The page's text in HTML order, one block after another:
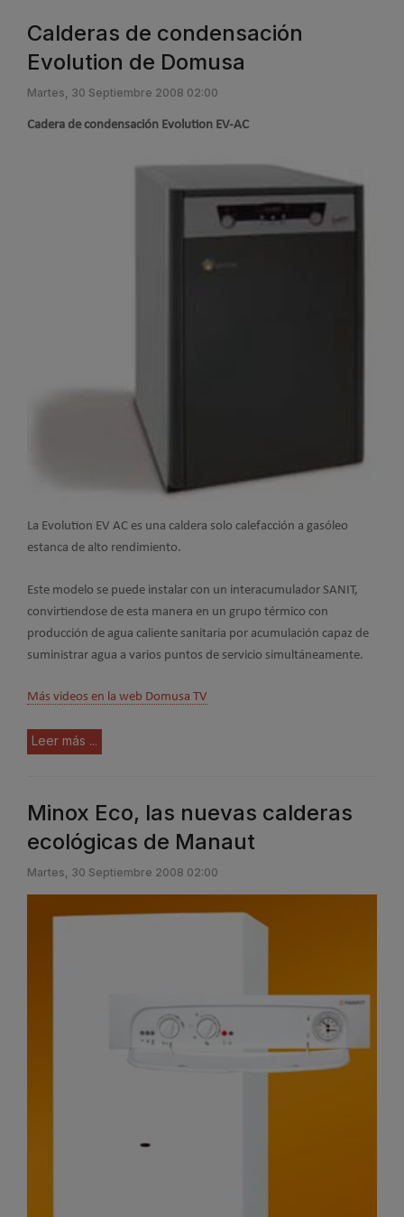
Calderas de condensación
Evolution de Domusa
Martes, 30 Septiembre 2008 02:00
Cadera de condensación Evolution EV-AC
La Evolution EV AC es una caldera solo calefacción a gasóleo
estanca de alto rendimiento.
Este modelo se puede instalar con un interacumulador SANIT,
convirtiendose de esta manera en un grupo térmico con
producción de agua caliente sanitaria por acumulación capaz de
suministrar agua a varios puntos de servicio simultáneamente.
Más videos en la web Domusa TV
Leer más ...
Minox Eco, las nuevas calderas
ecológicas de Manaut
Martes, 30 Septiembre 2008 02:00